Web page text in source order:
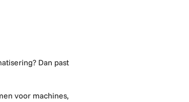
Dan past
voor machines,